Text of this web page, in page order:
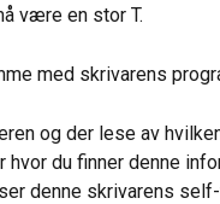
være en stor T.
med skrivarens
og der lese av
du finner denne
denne skrivarens